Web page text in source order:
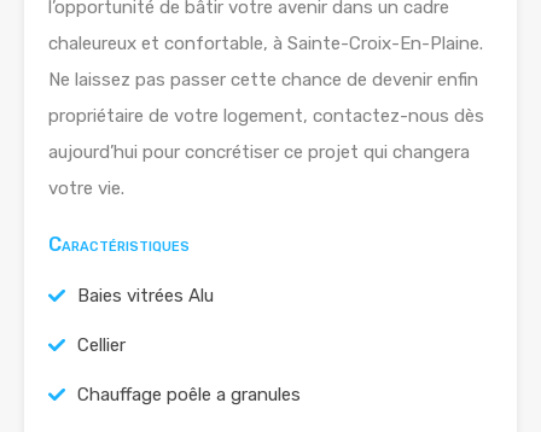
l’opportunité de bâtir votre avenir dans un cadre
chaleureux et confortable, à Sainte-Croix-En-Plaine.
Ne laissez pas passer cette chance de devenir enfin
propriétaire de votre logement, contactez-nous dès
aujourd’hui pour concrétiser ce projet qui changera
votre vie.
Caractéristiques
Baies vitrées Alu
Cellier
Chauffage poêle a granules